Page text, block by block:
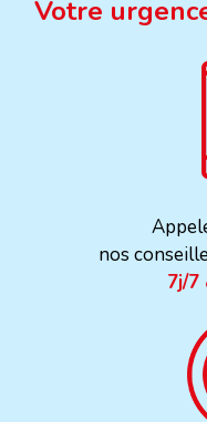
Votre
nos
7j/7